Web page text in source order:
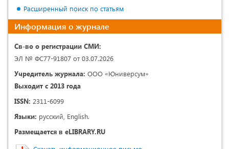
Расширенный поиск по статьям
Информация о журнале
Св-во о регистрации СМИ:
ЭЛ № ФС77-91807 от 03.07.2026
Учредитель журнала: ООО «Юниверсум»
Выходит с 2013 года
ISSN: 2311-6099
Языки: русский, English.
Размещается в eLIBRARY.RU